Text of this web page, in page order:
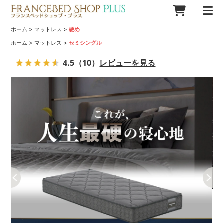
ホーム > マットレス >硬め
ホーム > マットレス >セミシングル
4.5 （10） レビューを見る